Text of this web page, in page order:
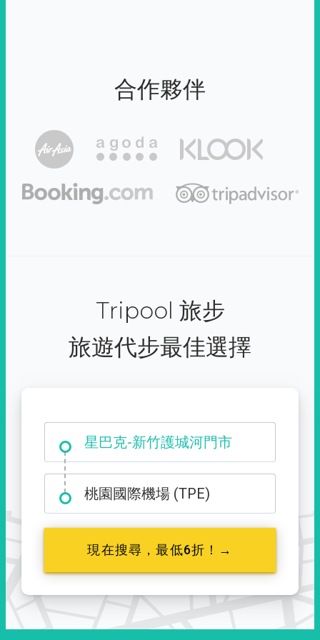
合作夥伴
Tripool 旅步
旅遊代步最佳選擇
星巴克-新竹護城河門市
大霸尖山登山口
桃園國際機場 (TPE)
現在搜尋，最低6折！→